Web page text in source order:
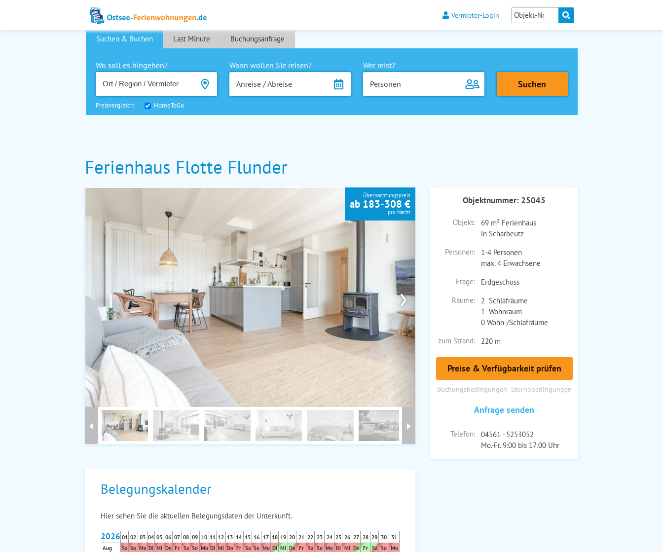
Vermieter-Login
Suchen & Buchen Last Minute Buchungsanfrage
Wo soll es hingehen?
Wann wollen Sie reisen?
Anreise / Abreise
Wer reist?
Personen
Preisvergleich: HomeToGo
Ferienhaus Flotte Flunder
›
Übernachtungspreis
ab 183-308 €
pro Nacht
Objektnummer: 25045
Objekt:
69 m² Ferienhaus
in Scharbeutz
Personen:
1-4 Personen
max. 4 Erwachsene
Etage:
Erdgeschoss
Räume:
2 Schlafräume
1 Wohnraum
0 Wohn-/Schlafräume
zum Strand:
220 m
Preise & Verfügbarkeit prüfen
Buchungsbedingungen Stornobedingungen
Anfrage senden
Telefon:
04561 - 5253052
Mo.-Fr. 9:00 bis 17:00 Uhr
Belegungskalender
Hier sehen Sie die aktuellen Belegungsdaten der Unterkunft.
2026 01 02 03 04 05 06 07 08 09 10 11 12 13 14 15 16 17 18 19 20 21 22 23 24 25 26 27 28 29 30
31
Aug
Sa So Mo Di Mi Do Fr Sa So Mo Di Mi Do Fr Sa So Mo Di Mi Do Fr Sa So Mo Di Mi Do Fr Sa So Mo